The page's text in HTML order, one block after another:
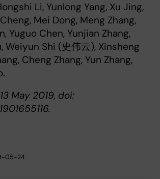
Li, Yunlong Yang, Xu Jing,
Mei Dong, Meng Zhang,
Yuguo Chen, Yunjian Zhang,
Weiyun Shi (史伟云), Xinsheng
Cheng Zhang, Yun Zhang,
May 2019, doi:
05-24